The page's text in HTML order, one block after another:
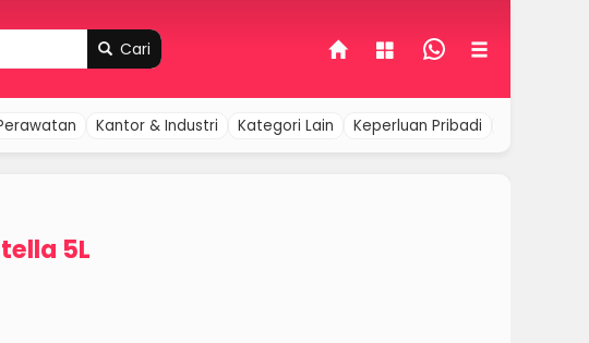
Cari
Kantor & Industri Kategori Lain Keperluan Pribadi
5L